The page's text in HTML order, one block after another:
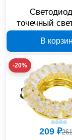
точечный
LED 53 08
IT8543
В
-20%
209 ₽